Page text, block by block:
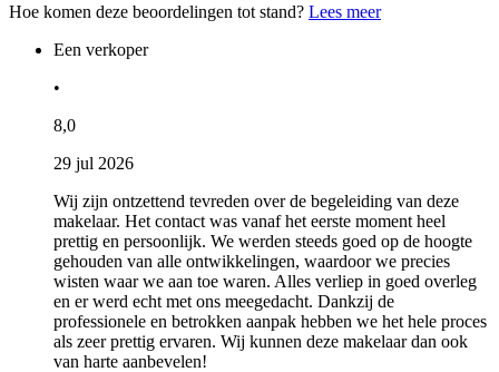
Hoe komen deze beoordelingen tot stand? Lees meer
Een verkoper
•
8,0
29 jul 2026
Wij zijn ontzettend tevreden over de begeleiding van deze
makelaar. Het contact was vanaf het eerste moment heel
prettig en persoonlijk. We werden steeds goed op de hoogte
gehouden van alle ontwikkelingen, waardoor we precies
wisten waar we aan toe waren. Alles verliep in goed overleg
en er werd echt met ons meegedacht. Dankzij de
professionele en betrokken aanpak hebben we het hele proces
als zeer prettig ervaren. Wij kunnen deze makelaar dan ook
van harte aanbevelen!